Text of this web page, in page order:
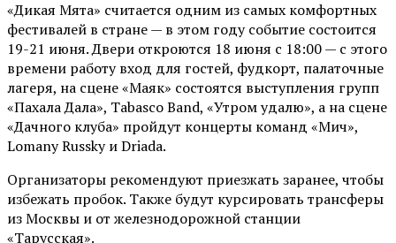
«Дикая Мята» считается одним из самых комфортных
фестивалей в стране — в этом году событие состоится
19-21 июня. Двери откроются 18 июня с 18:00 — с этого
времени работу вход для гостей, фудкорт, палаточные
лагеря, на сцене «Маяк» состоятся выступления групп
«Пахала Дала», Tabasco Band, «Утром удалю», а на сцене
«Дачного клуба» пройдут концерты команд «Мич»,
Lomany Russky и Driada.
Организаторы рекомендуют приезжать заранее, чтобы
избежать пробок. Также будут курсировать трансферы
из Москвы и от железнодорожной станции
«Тарусская».